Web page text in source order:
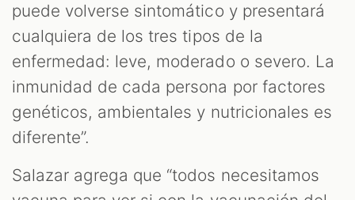
puede volverse sintomático y presentará
cualquiera de los tres tipos de la
enfermedad: leve, moderado o severo. La
inmunidad de cada persona por factores
genéticos, ambientales y nutricionales es
diferente”.
Salazar agrega que “todos necesitamos